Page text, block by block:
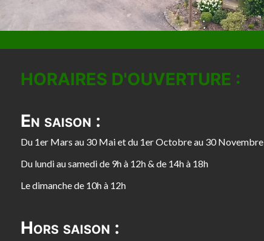
HORAIRES D'OUVERTURE :
En saison :
Du 1er Mars au 30 Mai et du 1er Octobre au 30 Novembre
Du lundi au samedi de 9h à 12h & de 14h à 18h
Le dimanche de 10h à 12h
Hors saison :